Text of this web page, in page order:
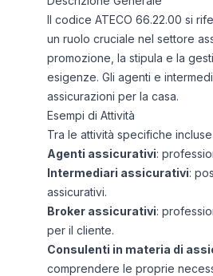
Il codice ATECO 66.22.00 si
un ruolo cruciale nel settore
promozione, la stipula e la
esigenze. Gli agenti e
assicurazioni per la casa.
Esempi di Attività
Tra le attività specifiche
Agenti assicurativi:
Intermediari assicurativi:
assicurativi.
Broker assicurativi:
per il cliente.
Consulenti in materia di
comprendere le proprie